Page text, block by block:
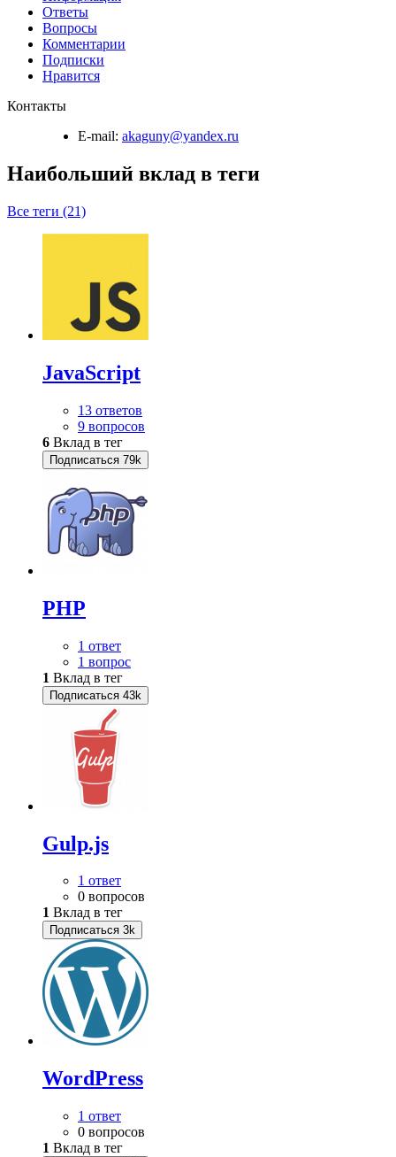
Ответы
Вопросы
Комментарии
Подписки
Нравится
Контакты
E-mail: akaguny@yandex.ru
Наибольший вклад в теги
Все теги (21)
JavaScript
13 ответов
9 вопросов
6 Вклад в тег
Подписаться 79k
PHP
1 ответ
1 вопрос
1 Вклад в тег
Подписаться 43k
Gulp.js
1 ответ
0 вопросов
1 Вклад в тег
Подписаться 3k
WordPress
1 ответ
0 вопросов
1 Вклад в тег